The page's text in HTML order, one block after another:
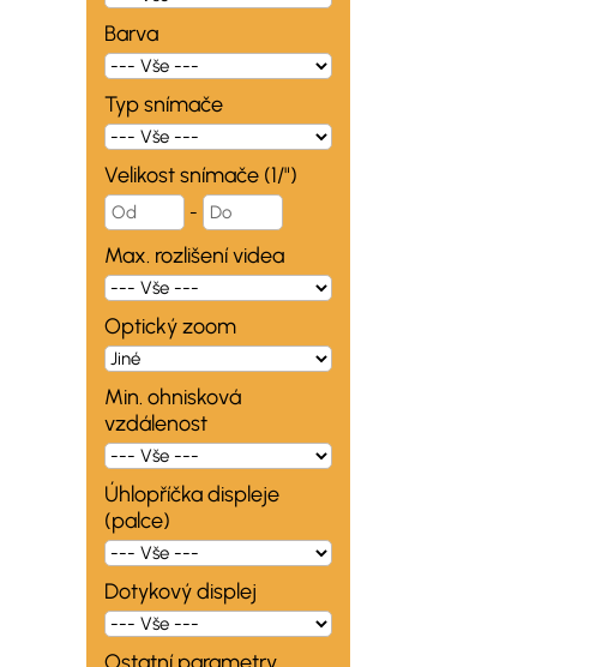
Barva
Typ snímače
Velikost snímače (1/")
-
Max. rozlišení videa
Optický zoom
Min. ohnisková
vzdálenost
Úhlopříčka displeje
(palce)
Dotykový displej